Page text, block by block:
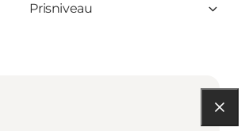
Prisniveau